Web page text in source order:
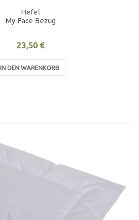
Hefel
My Face Bezug
23,50 €
IN DEN WARENKORB